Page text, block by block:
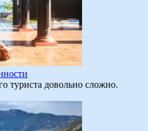
туриста довольно сложно.